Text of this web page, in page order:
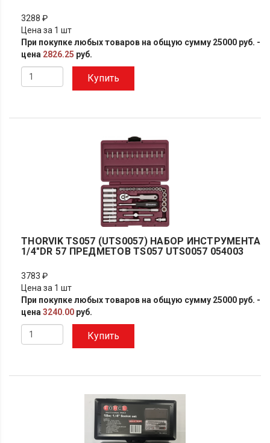
3288 ₽
Цена за 1 шт
При покупке любых товаров на общую сумму 25000 руб. -
цена 2826.25 руб.
Купить
THORVIK TS057 (UTS0057) НАБОР ИНСТРУМЕНТА
1/4"DR 57 ПРЕДМЕТОВ TS057 UTS0057 054003
3783 ₽
Цена за 1 шт
При покупке любых товаров на общую сумму 25000 руб. -
цена 3240.00 руб.
Купить